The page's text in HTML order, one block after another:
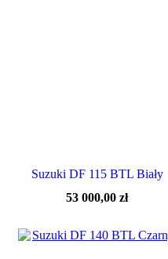
Suzuki DF 115 BTL Biały
53 000,00 zł